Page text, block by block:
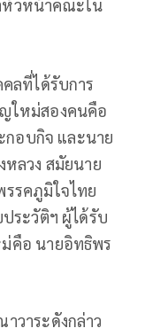
หัวหน้าคณะใน
ลที่ได้รับการ
ใหม่สองคนคือ
กอบกิจ และนาย
หลวง สมัยนาย
รคภูมิใจไทย
ระวัติฯ ผู้ได้รับ
คือ นายอิทธิพร
วาระดังกล่าว